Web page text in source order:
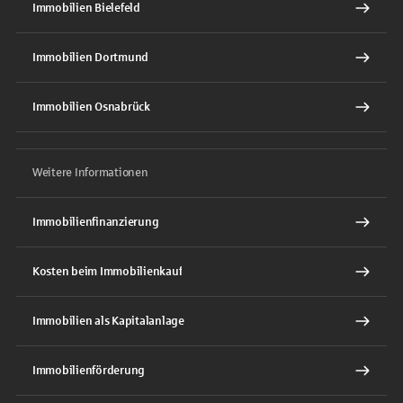
Immobilien Bielefeld
Immobilien Dortmund
Immobilien Osnabrück
Weitere Informationen
Immobilienfinanzierung
Kosten beim Immobilienkauf
Immobilien als Kapitalanlage
Immobilienförderung